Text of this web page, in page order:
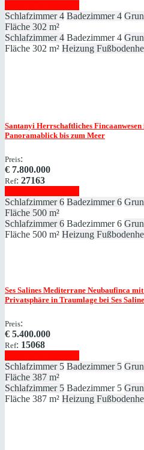
Schlafzimmer 4 Badezimmer 4
Fläche 302 m²
Schlafzimmer 4 Badezimmer 4
Fläche 302 m² Heizung
Santanyi Herrschaftliches
Panoramablick bis zum Meer
Preis:
€ 7.800.000
Ref: 27163
Schlafzimmer 6 Badezimmer 6
Fläche 500 m²
Schlafzimmer 6 Badezimmer 6
Fläche 500 m² Heizung
Ses Salines Mediterrane Neubaufinca
Privatsphäre in Traumlage bei Ses
Preis:
€ 5.400.000
Ref: 15068
Schlafzimmer 5 Badezimmer 5
Fläche 387 m²
Schlafzimmer 5 Badezimmer 5
Fläche 387 m² Heizung